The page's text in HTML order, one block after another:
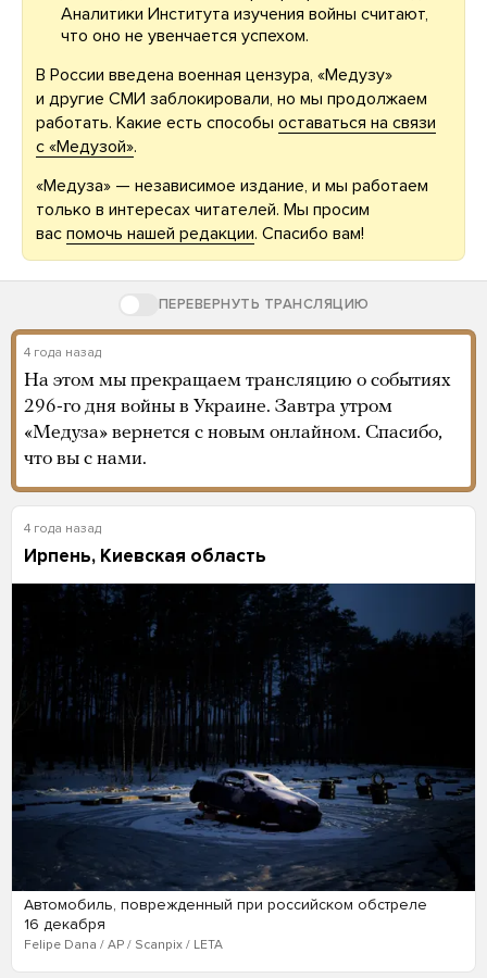
Аналитики Института изучения войны считают,
что оно не увенчается успехом.
В России введена военная цензура, «Медузу»
и другие СМИ заблокировали, но мы продолжаем
работать. Какие есть способы оставаться на связи
с «Медузой».
«Медуза» — независимое издание, и мы работаем
только в интересах читателей. Мы просим
вас помочь нашей редакции. Спасибо вам!
ПЕРЕВЕРНУТЬ ТРАНСЛЯЦИЮ
4 года назад
На этом мы прекращаем трансляцию о событиях
296-го дня войны в Украине. Завтра утром
«Медуза» вернется с новым онлайном. Спасибо,
что вы с нами.
4 года назад
Ирпень, Киевская область
Автомобиль, поврежденный при российском обстреле
16 декабря
Felipe Dana / AP / Scanpix / LETA